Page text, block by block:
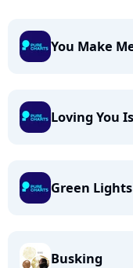
You Make
Loving You
Green Lights
Busking